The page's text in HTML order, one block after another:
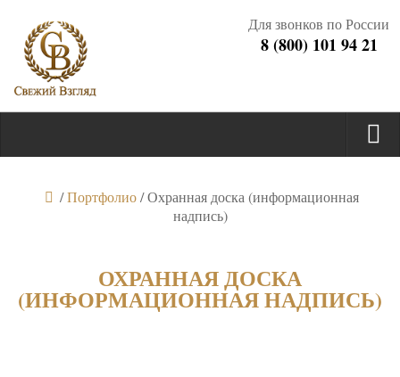
Для звонков по России
8 (800) 101 94 21
/Портфолио /Охранная доска (информационная
надпись)
ОХРАННАЯ ДОСКА
(ИНФОРМАЦИОННАЯ НАДПИСЬ)